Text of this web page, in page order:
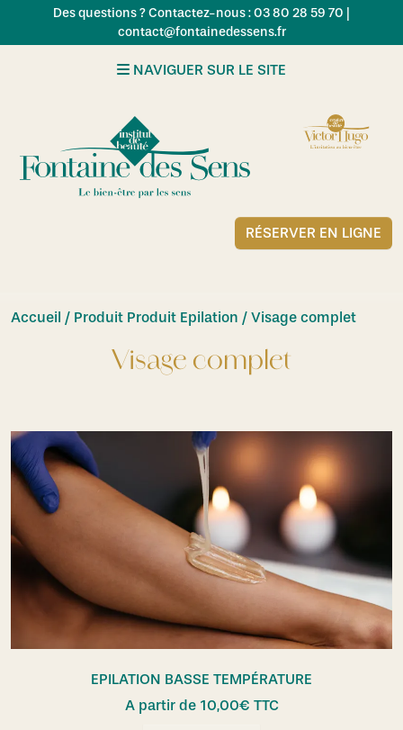
Skip to main content
Des questions ? Contactez-nous : 03 80 28 59 70 |
contact@fontainedessens.fr
NAVIGUER SUR LE SITE
RÉSERVER EN LIGNE
Accueil / Produit Produit Epilation / Visage complet
Visage complet
EPILATION BASSE TEMPÉRATURE
A partir de 10,00€ TTC